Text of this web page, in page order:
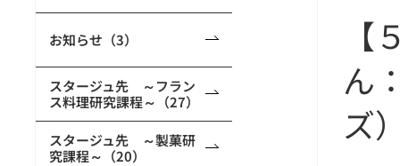
お知らせ（3）
スタージュ先 ～フラン
ス料理研究課程～（27）
スタージュ先 ～製菓研
究課程～（20）
ん
ズ